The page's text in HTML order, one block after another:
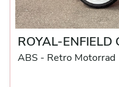
ROYAL-
ABS - Retro Motorrad